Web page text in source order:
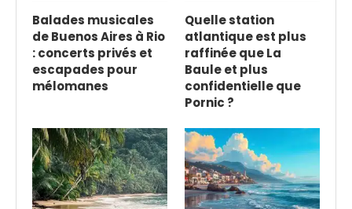
Balades musicales
de Buenos Aires à Rio
: concerts privés et
escapades pour
mélomanes
Quelle station
atlantique est plus
raffinée que La
Baule et plus
confidentielle que
Pornic ?